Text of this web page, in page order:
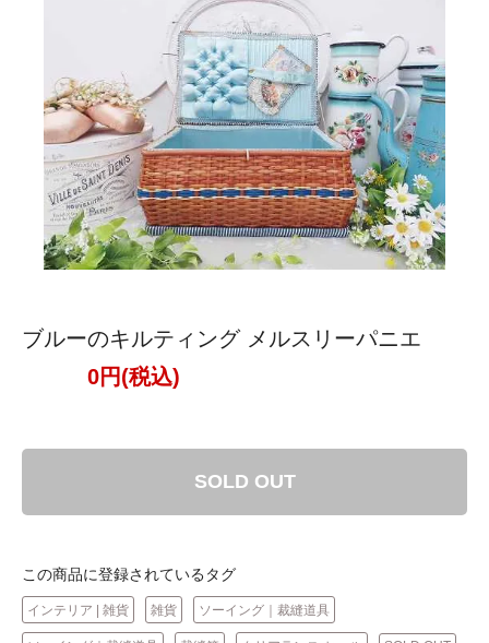
ブルーのキルティング メルスリーパニエ
0円(税込)
SOLD OUT
この商品に登録されているタグ
インテリア | 雑貨 雑貨 ソーイング｜裁縫道具